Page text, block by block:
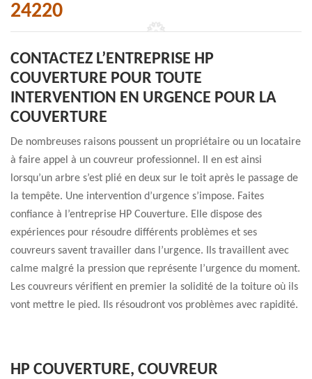
24220
CONTACTEZ L’ENTREPRISE HP
COUVERTURE POUR TOUTE
INTERVENTION EN URGENCE POUR LA
COUVERTURE
De nombreuses raisons poussent un propriétaire ou un locataire
à faire appel à un couvreur professionnel. Il en est ainsi
lorsqu’un arbre s’est plié en deux sur le toit après le passage de
la tempête. Une intervention d’urgence s’impose. Faites
confiance à l’entreprise HP Couverture. Elle dispose des
expériences pour résoudre différents problèmes et ses
couvreurs savent travailler dans l’urgence. Ils travaillent avec
calme malgré la pression que représente l’urgence du moment.
Les couvreurs vérifient en premier la solidité de la toiture où ils
vont mettre le pied. Ils résoudront vos problèmes avec rapidité.
HP COUVERTURE, COUVREUR